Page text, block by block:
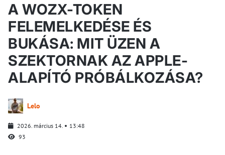
A WOZX-TOKEN
FELEMELKEDÉSE ÉS
BUKÁSA: MIT ÜZEN A
SZEKTORNAK AZ APPLE-
ALAPÍTÓ PRÓBÁLKOZÁSA?
Lelo
2026. március 14.
13:48
93